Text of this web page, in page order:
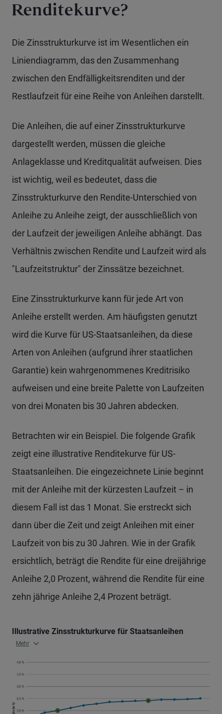
Renditekurve?
Die Zinsstrukturkurve ist im Wesentlichen ein
Liniendiagramm, das den Zusammenhang
zwischen den Endfälligkeitsrenditen und der
Restlaufzeit für eine Reihe von Anleihen darstellt.
Die Anleihen, die auf einer Zinsstrukturkurve
dargestellt werden, müssen die gleiche
Anlageklasse und Kreditqualität aufweisen. Dies
ist wichtig, weil es bedeutet, dass die
Zinsstrukturkurve den Rendite-Unterschied von
Anleihe zu Anleihe zeigt, der ausschließlich von
der Laufzeit der jeweiligen Anleihe abhängt. Das
Verhältnis zwischen Rendite und Laufzeit wird als
"Laufzeitstruktur" der Zinssätze bezeichnet.
Eine Zinsstrukturkurve kann für jede Art von
Anleihe erstellt werden. Am häufigsten genutzt
wird die Kurve für US-Staatsanleihen, da diese
Arten von Anleihen (aufgrund ihrer staatlichen
Garantie) kein wahrgenommenes Kreditrisiko
aufweisen und eine breite Palette von Laufzeiten
von drei Monaten bis 30 Jahren abdecken.
Betrachten wir ein Beispiel. Die folgende Grafik
zeigt eine illustrative Renditekurve für US-
Staatsanleihen. Die eingezeichnete Linie beginnt
mit der Anleihe mit der kürzesten Laufzeit – in
diesem Fall ist das 1 Monat. Sie erstreckt sich
dann über die Zeit und zeigt Anleihen mit einer
Laufzeit von bis zu 30 Jahren. Wie in der Grafik
ersichtlich, beträgt die Rendite für eine dreijährige
Anleihe 2,0 Prozent, während die Rendite für eine
zehn jährige Anleihe 2,4 Prozent beträgt.
Illustrative Zinsstrukturkurve für Staatsanleihen
Mehr